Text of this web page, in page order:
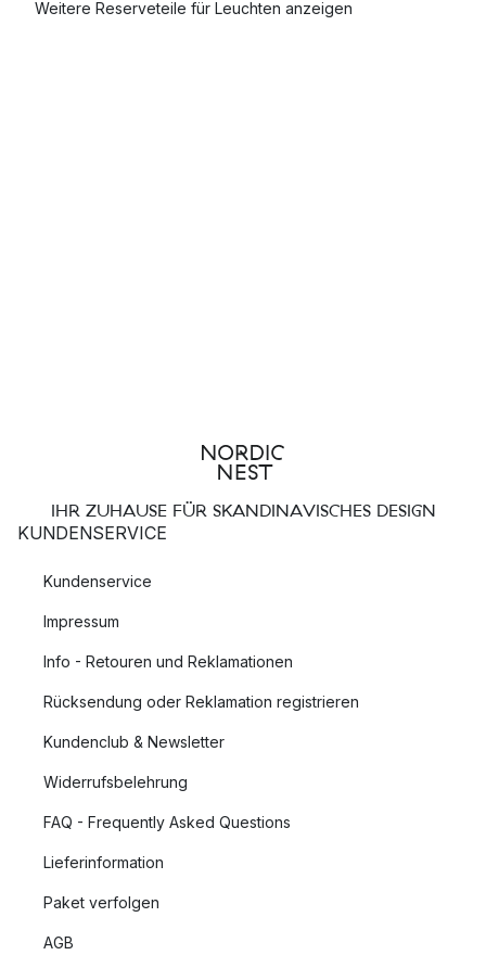
Weitere Reserveteile für Leuchten anzeigen
IHR ZUHAUSE FÜR SKANDINAVISCHES DESIGN
KUNDENSERVICE
Kundenservice
Impressum
Info - Retouren und Reklamationen
Rücksendung oder Reklamation registrieren
Kundenclub & Newsletter
Widerrufsbelehrung
FAQ - Frequently Asked Questions
Lieferinformation
Paket verfolgen
AGB